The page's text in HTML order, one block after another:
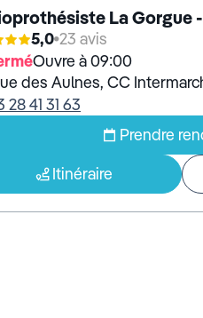
La Gorgue
5,0 23 avis
Ouvre à 09:00
des Aulnes, CC
28 41 31 63
Prendre
Itinéraire